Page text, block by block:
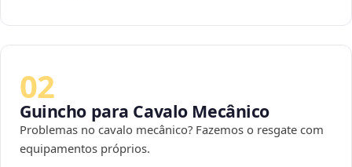
02
Guincho para Cavalo Mecânico
Problemas no cavalo mecânico? Fazemos o resgate com
equipamentos próprios.